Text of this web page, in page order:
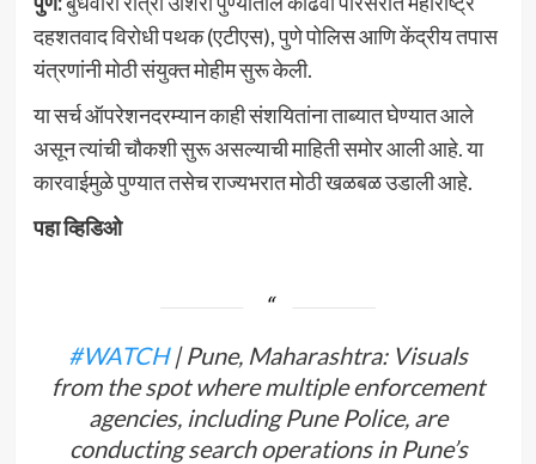
दहशतवाद विरोधी पथक (एटीएस), पुणे पोलिस आणि केंद्रीय तपास
यंत्रणांनी मोठी संयुक्त मोहीम सुरू केली.
या सर्च ऑपरेशनदरम्यान काही संशयितांना ताब्यात घेण्यात आले
असून त्यांची चौकशी सुरू असल्याची माहिती समोर आली आहे. या
कारवाईमुळे पुण्यात तसेच राज्यभरात मोठी खळबळ उडाली आहे.
पहा व्हिडिओ
#WATCH| Pune, Maharashtra: Visuals
from the spot where multiple enforcement
agencies, including Pune Police, are
conducting search operations in Pune’s